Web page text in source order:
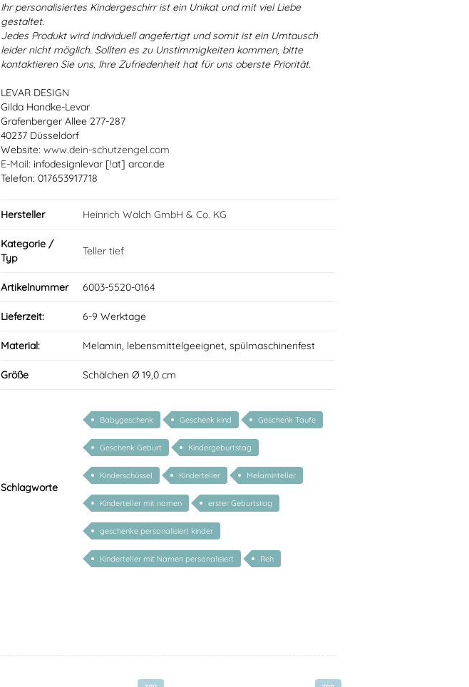
Ihr personalisiertes Kindergeschirr ist ein Unikat und mit viel Liebe
gestaltet.
Jedes Produkt wird individuell angefertigt und somit ist ein Umtausch
leider nicht möglich. Sollten es zu Unstimmigkeiten kommen, bitte
kontaktieren Sie uns. Ihre Zufriedenheit hat für uns oberste Priorität.
LEVAR DESIGN
Gilda Handke-Levar
Grafenberger Allee 277-287
40237 Düsseldorf
Website: www.dein-schutzengel.com
E-Mail: infodesignlevar [!at] arcor.de
Telefon: 017653917718
Hersteller Heinrich Walch GmbH & Co. KG
Kategorie /
Typ
Teller tief
Artikelnummer 6003-5520-0164
Lieferzeit: 6-9 Werktage
Material: Melamin, lebensmittelgeeignet, spülmaschinenfest
Größe Schälchen Ø 19,0 cm
Schlagworte
Babygeschenk Geschenk kind Geschenk Taufe
Geschenk Geburt Kindergeburtstag
Kinderschüssel Kinderteller Melaminteller
Kinderteller mit namen erster Geburtstag
geschenke personalisiert kinder
Kinderteller mit Namen personalisiert Reh